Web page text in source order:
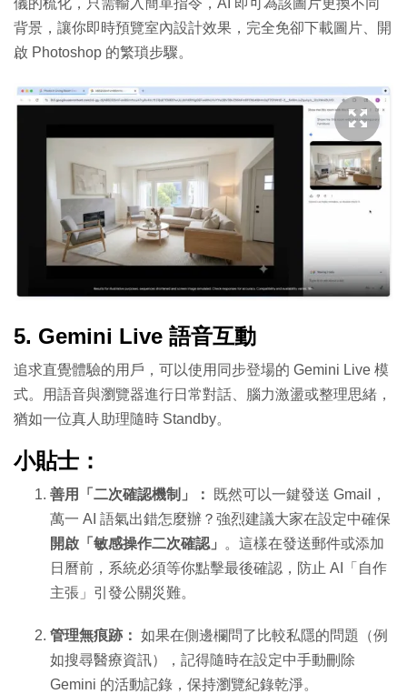
儀的梳化，只需輸入簡單指令，AI 即可為該圖片更換不同
背景，讓你即時預覽室內設計效果，完全免卻下載圖片、開
啟 Photoshop 的繁瑣步驟。
5. Gemini Live 語音互動
追求直覺體驗的用戶，可以使用同步登場的 Gemini Live 模
式。用語音與瀏覽器進行日常對話、腦力激盪或整理思緒，
猶如一位真人助理隨時 Standby。
小貼士：
善用「二次確認機制」：
既然可以一鍵發送 Gmail，
萬一 AI 語氣出錯怎麼辦？強烈建議大家在設定中確保
開啟「敏感操作二次確認」
。這樣在發送郵件或添加
日曆前，系統必須等你點擊最後確認，防止 AI「自作
主張」引發公關災難。
管理無痕跡： 如果在側邊欄問了比較私隱的問題（例
如搜尋醫療資訊），記得隨時在設定中手動刪除
Gemini 的活動記錄，保持瀏覽紀錄乾淨。